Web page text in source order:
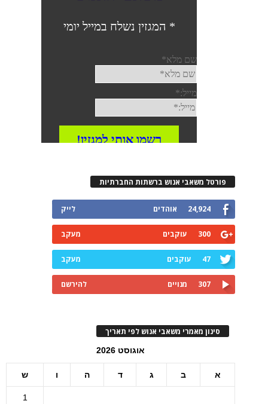
פורטל משאבי אנוש ברשתות החברתיות
24,924 אוהדים לייק
300 עוקבים מעקב
47 עוקבים מעקב
307 מנויים להירשם
סינון מאמרי משאבי אנוש לפי תאריך
אוגוסט 2026
א ב ג ד ה ו ש
1